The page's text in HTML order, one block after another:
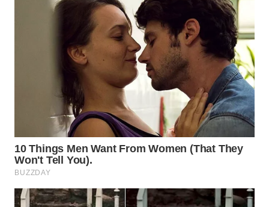
WN
MAJALENGKA
WN
SUBANG
WN
SUKABUMI